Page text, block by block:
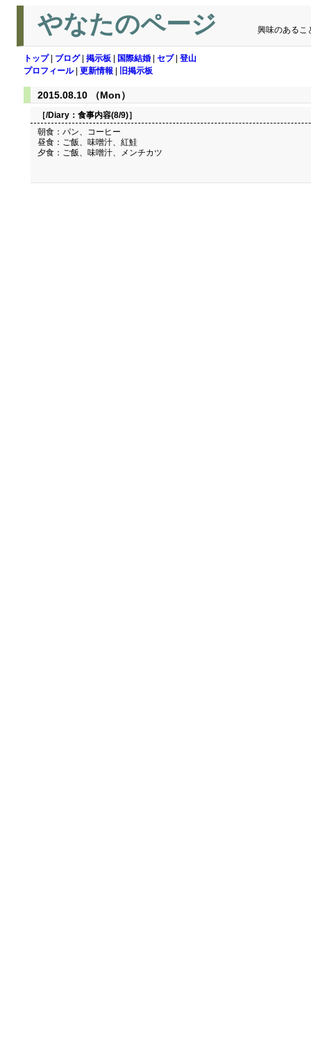
やなたのページ 興味のあるこ
トップ| ブログ| 掲示板 国際結婚 セブ| 登山
プロフィール| 更新情報 旧掲示板
2015.08.10 （Mon）
［/Diary： 食事内容(8/9)］
朝食：パン、コーヒー
昼食：ご飯、味噌汁、紅鮭
夕食：ご飯、味噌汁、メンチカツ